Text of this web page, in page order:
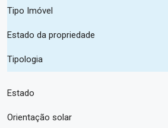
Tipo Imóvel
Estado da propriedade
Tipologia
Estado
Orientação solar